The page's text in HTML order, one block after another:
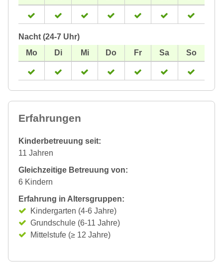
Nacht (24-7 Uhr)
Erfahrungen
Kinderbetreuung seit:
11 Jahren
Gleichzeitige Betreuung von:
6 Kindern
Erfahrung in Altersgruppen:
Kindergarten (4-6 Jahre)
Grundschule (6-11 Jahre)
Mittelstufe (≥ 12 Jahre)